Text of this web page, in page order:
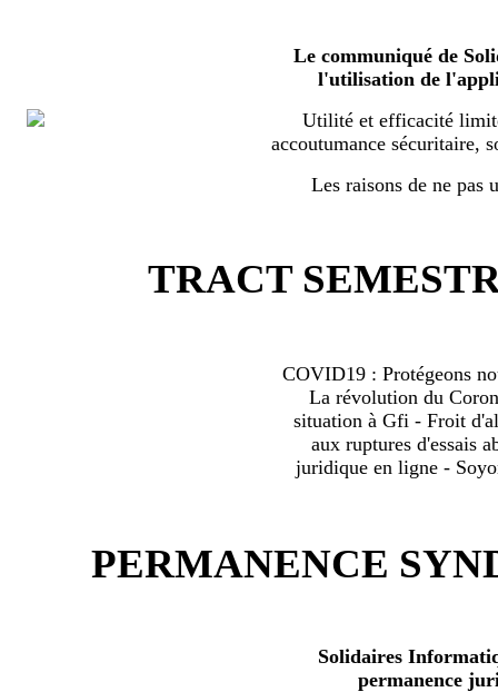
Le communiqué de
l'utilisation de
Utilité et efficacité
accoutumance sécuritaire,
Les raisons de ne pas
TRACT
COVID19 : Protégeons
La révolution du
situation à Gfi - Froit
aux ruptures d'essais
juridique en ligne -
PERMANENCE
Solidaires
permanence